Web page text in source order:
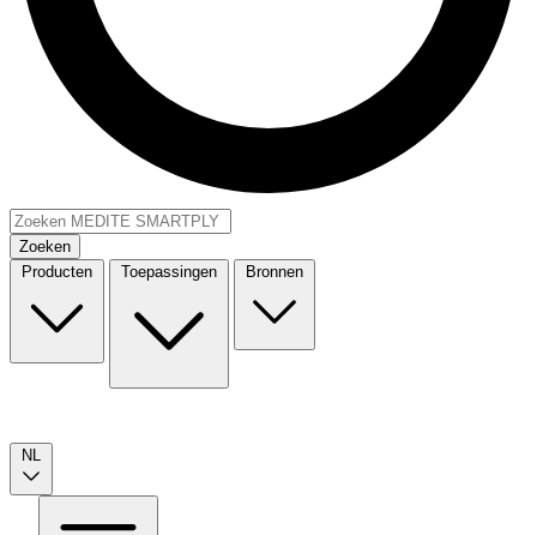
Zoeken
Producten
Toepassingen Bronnen
NL